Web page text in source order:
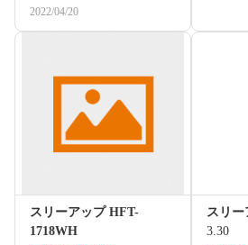
2022/04/20
スリーアップ HFT-
1718WH
スリー
3.30